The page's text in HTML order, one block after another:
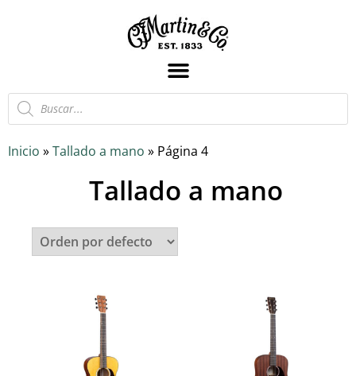
Inicio »Tallado a mano » Página 4
Tallado a mano